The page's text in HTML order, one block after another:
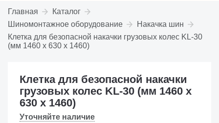
Главная
Каталог
Шиномонтажное оборудование
Накачка шин
Клетка для безопасной накачки грузовых колес KL-30
(мм 1460 х 630 х 1460)
Клетка для безопасной накачки
грузовых колес KL-30 (мм 1460 х
630 х 1460)
Уточняйте наличие